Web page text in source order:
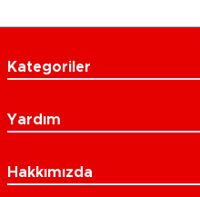
Kategoriler
Yardım
Hakkımızda